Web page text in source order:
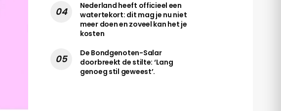
Nederland heeft officieel een
watertekort: dit mag je nu niet
meer doen en zoveel kan het je
kosten
De Bondgenoten-Salar
doorbreekt de stilte: ‘Lang
genoeg stil geweest’.